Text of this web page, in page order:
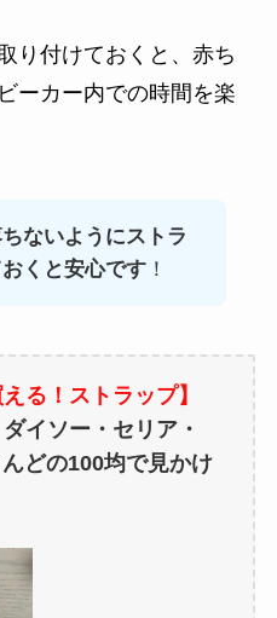
り付けておくと、赤ち
ーカー内での時間を楽
ないようにストラ
くと安心です！
る！ストラップ】
イソー・セリア・
どの100均で見かけ